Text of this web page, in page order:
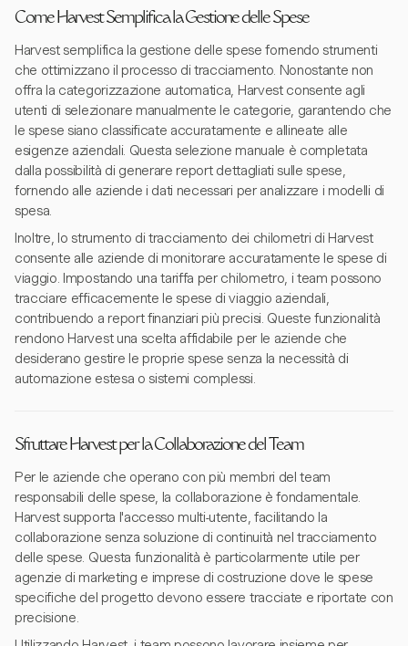
Come Harvest Semplifica la Gestione delle Spese
Harvest semplifica la gestione delle spese fornendo strumenti
che ottimizzano il processo di tracciamento. Nonostante non
offra la categorizzazione automatica, Harvest consente agli
utenti di selezionare manualmente le categorie, garantendo che
le spese siano classificate accuratamente e allineate alle
esigenze aziendali. Questa selezione manuale è completata
dalla possibilità di generare report dettagliati sulle spese,
fornendo alle aziende i dati necessari per analizzare i modelli di
spesa.
Inoltre, lo strumento di tracciamento dei chilometri di Harvest
consente alle aziende di monitorare accuratamente le spese di
viaggio. Impostando una tariffa per chilometro, i team possono
tracciare efficacemente le spese di viaggio aziendali,
contribuendo a report finanziari più precisi. Queste funzionalità
rendono Harvest una scelta affidabile per le aziende che
desiderano gestire le proprie spese senza la necessità di
automazione estesa o sistemi complessi.
Sfruttare Harvest per la Collaborazione del Team
Per le aziende che operano con più membri del team
responsabili delle spese, la collaborazione è fondamentale.
Harvest supporta l'accesso multi-utente, facilitando la
collaborazione senza soluzione di continuità nel tracciamento
delle spese. Questa funzionalità è particolarmente utile per
agenzie di marketing e imprese di costruzione dove le spese
specifiche del progetto devono essere tracciate e riportate con
precisione.